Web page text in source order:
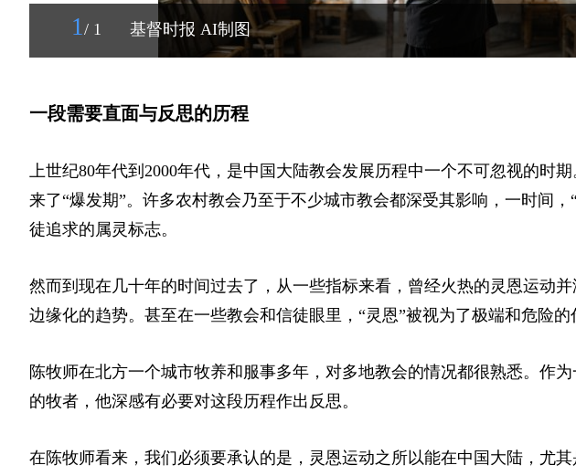
1 / 1 基督时报 AI制图
一段需要直面与反思的历程
上世纪80年代到2000年代，是中国大陆教会发展历程中一个不可忽视的时
来了“爆发期”。许多农村教会乃至于不少城市教会都深受其影响，一时间，
徒追求的属灵标志。
然而到现在几十年的时间过去了，从一些指标来看，曾经火热的灵恩运动
边缘化的趋势。甚至在一些教会和信徒眼里，“灵恩”被视为了极端和危险的
陈牧师在北方一个城市牧养和服事多年，对多地教会的情况都很熟悉。作
的牧者，他深感有必要对这段历程作出反思。
在陈牧师看来，我们必须要承认的是，灵恩运动之所以能在中国大陆，尤